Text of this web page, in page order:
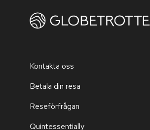
Kontakta oss
Betala din resa
Reseförfrågan
Quintessentially